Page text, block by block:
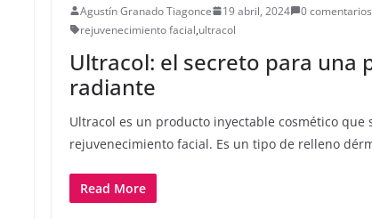
Agustín Granado Tiagonce 19 abril, 2024
0 comentarios
rejuvenecimiento facial,ultracol
Ultracol: el secreto para una
radiante
Ultracol es un producto inyectable cosmético que
rejuvenecimiento facial. Es un tipo de relleno
Read More